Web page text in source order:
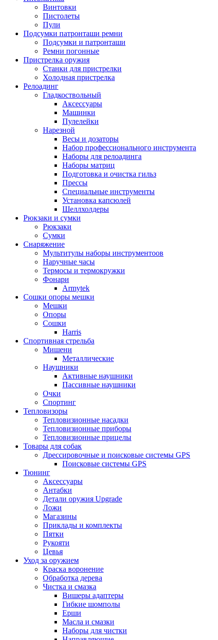
Винтовки
Пистолеты
Пули
Подсумки патронташи ремни
Подсумки и патронташи
Ремни погонные
Пристрелка оружия
Станки для пристрелки
Холодная пристрелка
Релоадинг
Гладкоствольный
Аксессуары
Машинки
Пулелейки
Нарезной
Весы и дозаторы
Набор профессионального инструмента
Наборы для релоадинга
Наборы матриц
Подготовка и очистка гильз
Прессы
Специальные инструменты
Установка капсюлей
Шеллхолдеры
Рюкзаки и сумки
Рюкзаки
Сумки
Снаряжение
Мультитулы наборы инструментоов
Наручные часы
Термосы и термокружки
Фонари
Armytek
Сошки опоры мешки
Мешки
Опоры
Сошки
Harris
Спортивная стрельба
Мишени
Металлические
Наушники
Активные наушники
Пассивные наушники
Очки
Спортинг
Тепловизоры
Тепловизионные насадки
Тепловизионные приборы
Тепловизионные прицелы
Товары для собак
Дрессировочные и поисковые системы GPS
Поисковые системы GPS
Тюнинг
Аксессуары
Антабки
Детали оружия Upgrade
Ложи
Магазины
Приклады и комплекты
Пятки
Рукояти
Цевья
Уход за оружием
Краска воронение
Обработка дерева
Чистка и смазка
Вишеры адаптеры
Гибкие шомполы
Ерши
Масла и смазки
Наборы для чистки